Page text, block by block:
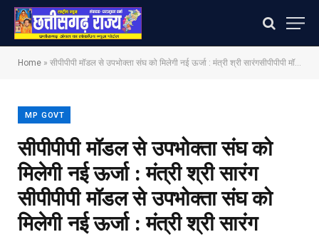
Home » सीपीपीपी मॉडल से उपभोक्ता संघ को मिलेगी नई ऊर्जा : मंत्री श्री सारंग​सीपीपीपी मॉडल से उपभोक्ता संघ को मिलेगी नई ऊर्जा : मंत्री श्री सारंग
MP GOVT
सीपीपीपी मॉडल से उपभोक्ता संघ को
मिलेगी नई ऊर्जा : मंत्री श्री सारंग​
सीपीपीपी मॉडल से उपभोक्ता संघ को
मिलेगी नई ऊर्जा : मंत्री श्री सारंग